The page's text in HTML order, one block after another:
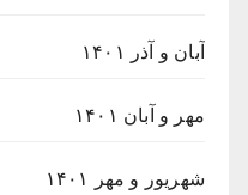
آبان و آذر ۱۴۰۱
مهر و آبان ۱۴۰۱
شهریور و مهر ۱۴۰۱